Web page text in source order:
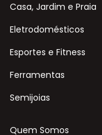
Casa, Jardim e Praia
Eletrodomésticos
Esportes e Fitness
Ferramentas
Semijoias
Quem Somos